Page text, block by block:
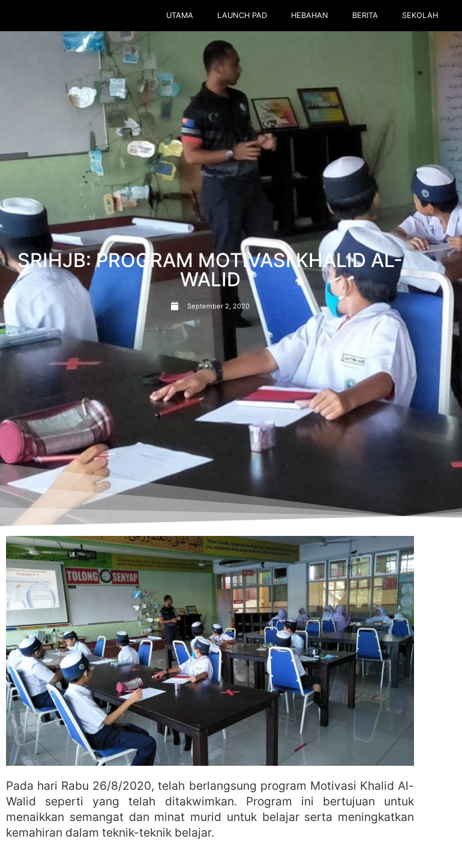
UTAMA LAUNCH PAD HEBAHAN BERITA SEKOLAH
SRIHJB: PROGRAM MOTIVASI KHALID AL-
WALID
September 2, 2020
Pada hari Rabu 26/8/2020, telah berlangsung program Motivasi Khalid Al-
Walid seperti yang telah ditakwimkan. Program ini bertujuan untuk
menaikkan semangat dan minat murid untuk belajar serta meningkatkan
kemahiran dalam teknik-teknik belajar.